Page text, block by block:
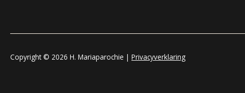
Copyright © 2026 H. Mariaparochie | Privacyverklaring